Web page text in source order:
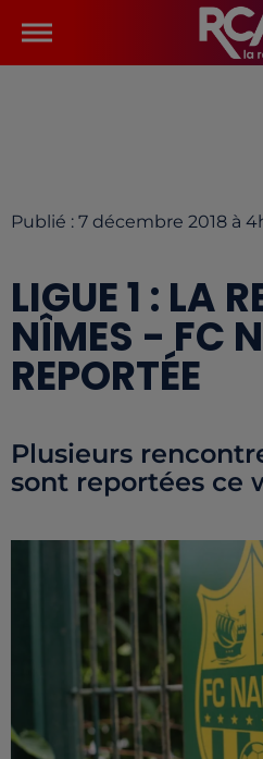
Publié : 7 décembre 2018 à
LIGUE 1 : LA
NÎMES - FC
REPORTÉE
Plusieurs
sont reportées ce